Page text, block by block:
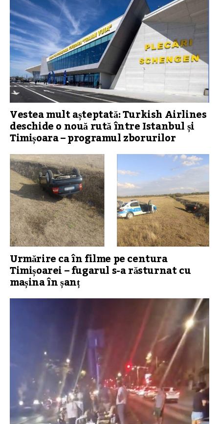
Vestea mult așteptată: Turkish Airlines
deschide o nouă rută între Istanbul și
Timișoara – programul zborurilor
Urmărire ca în filme pe centura
Timișoarei – fugarul s-a răsturnat cu
mașina în șanț